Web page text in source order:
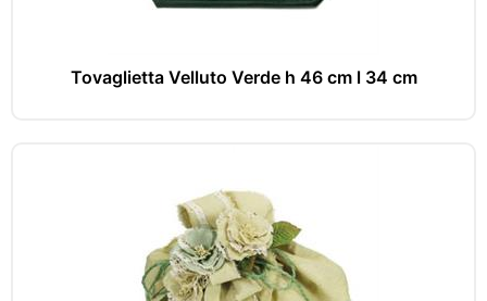
Tovaglietta Velluto Verde h 46 cm l 34 cm